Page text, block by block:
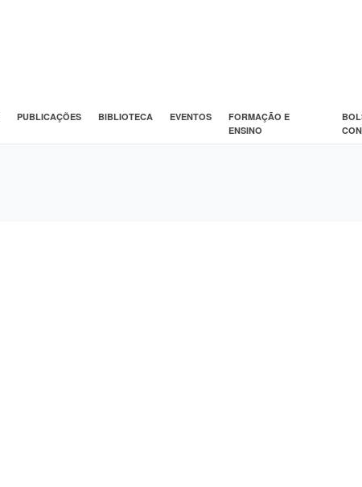
PUBLICAÇÕES BIBLIOTECA EVENTOS
FORMAÇÃO E
ENSINO